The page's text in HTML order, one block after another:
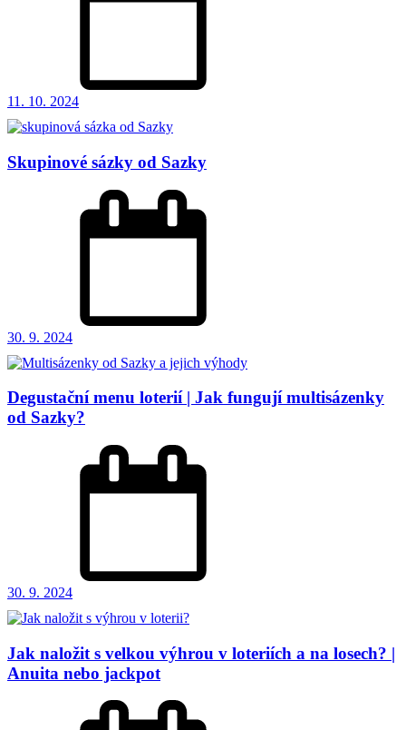
11. 10. 2024
Skupinové sázky od Sazky
30. 9. 2024
Degustační menu loterií | Jak fungují multisázenky
od Sazky?
30. 9. 2024
Jak naložit s velkou výhrou v loteriích a na losech? |
Anuita nebo jackpot